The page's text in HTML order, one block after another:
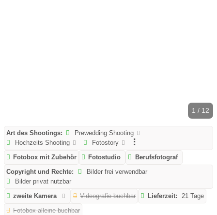
1 / 12
Art des Shootings:
Prewedding Shooting
Hochzeits Shooting
Fotostory
Fotobox mit Zubehör
Fotostudio
Berufsfotograf
Copyright und Rechte:
Bilder frei verwendbar
Bilder privat nutzbar
zweite Kamera
Videografie buchbar Lieferzeit:
21 Tage
Fotobox alleine buchbar